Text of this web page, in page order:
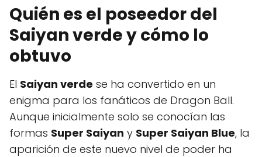
Quién es el poseedor del
Saiyan verde y cómo lo
obtuvo
El Saiyan verde se ha convertido en un
enigma para los fanáticos de Dragon Ball.
Aunque inicialmente solo se conocían las
formas Super Saiyan y Super Saiyan Blue, la
aparición de este nuevo nivel de poder ha